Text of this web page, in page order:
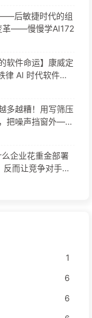
后敏捷时代的组
革——慢慢学AI172
软件命运】康威定
AI 时代软件工
多越糟！用写筛压
把噪声挡窗外——
企业花重金部署
反而让竞争对手实
1
6
6